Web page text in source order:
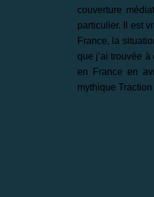
couverture
particulier. Il est
France, la
que j’ai trouvée
en France en
mythique